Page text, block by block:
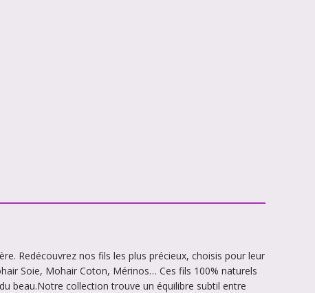
Redécouvrez nos fils les plus précieux, choisis pour leur
Soie, Mohair Coton, Mérinos… Ces fils 100% naturels
beau.Notre collection trouve un équilibre subtil entre